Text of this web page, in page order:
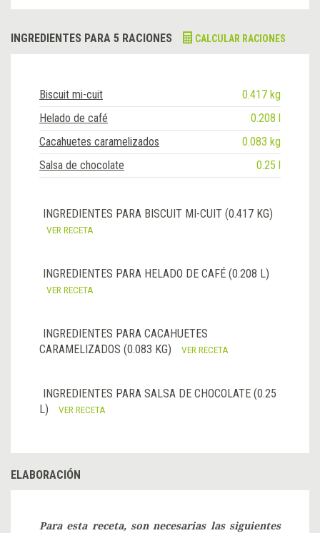
INGREDIENTES PARA 5 RACIONES CALCULAR RACIONES
Biscuit mi-cuit
0.417 kg
Helado de café
0.208 l
Cacahuetes caramelizados
0.083 kg
Salsa de chocolate
0.25 l
INGREDIENTES PARA BISCUIT MI-CUIT (0.417 KG)
VER RECETA
INGREDIENTES PARA HELADO DE CAFÉ (0.208 L)
VER RECETA
INGREDIENTES PARA CACAHUETES
CARAMELIZADOS (0.083 KG)
VER RECETA
INGREDIENTES PARA SALSA DE CHOCOLATE (0.25
L)
VER RECETA
ELABORACIÓN
Para esta receta, son necesarias las siguientes